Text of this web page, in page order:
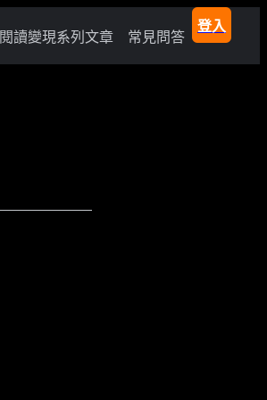
閱讀變現系列文章 常見問答
登入